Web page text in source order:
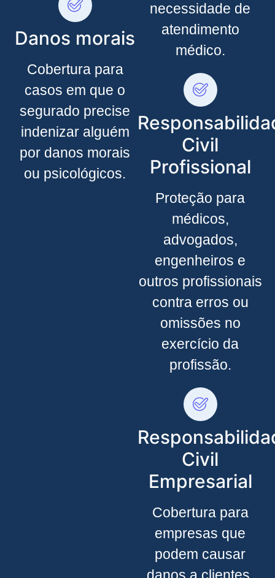
Danos morais
Cobertura para
casos em que o
segurado precise
indenizar alguém
por danos morais
ou psicológicos.
necessidade de
atendimento
médico.
Civil
Profissional
Proteção para
médicos,
advogados,
engenheiros e
outros profissionais
contra erros ou
omissões no
exercício da
profissão.
Civil
Empresarial
Cobertura para
empresas que
podem causar